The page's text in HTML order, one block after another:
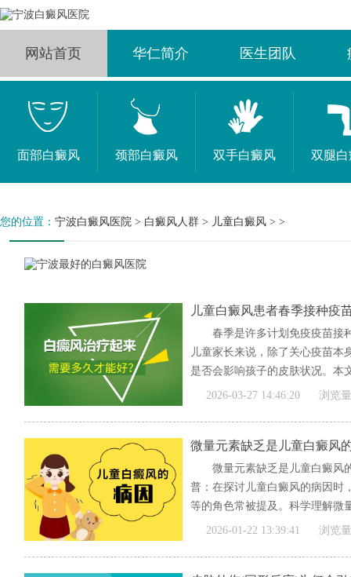
网站首页 华仁简介 医生团队
面部白癜风 颈部白癜风 双手白癜风 双腿
您的位置： 宁波白癜风医院 > 白癜风人群 > 儿童白癜风 > >
儿童白癜风患者春季接种疫
春季是许多计划免疫疫苗接
儿童家长来说，除了关心疫苗本
是否会影响孩子的皮肤状况。本
[全文]
2026-03-27 14:46:20 浏览
微量元素缺乏是儿童白癜风
微量元素缺乏是儿童白癜风
普：在探讨儿童白癜风的病因时
等的角色常被提及。科学理解微
[全文]
2026-01-22 13:39:41 浏览